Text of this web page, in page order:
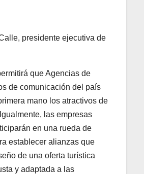
presidente ejecutiva de
que Agencias de
de comunicación del país
mano los atractivos de
las empresas
en una rueda de
establecer alianzas que
de una oferta turística
y adaptada a las